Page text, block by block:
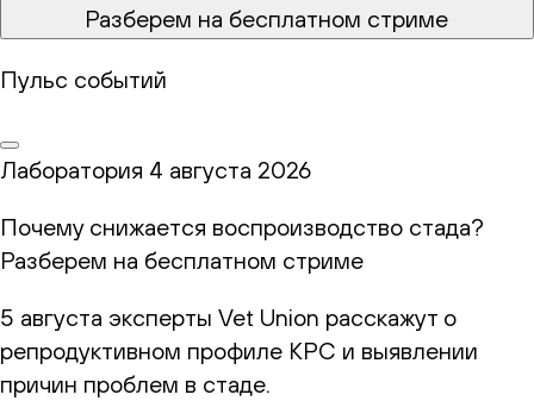
Разберем на бесплатном стриме
Пульс событий
Лаборатория 4 августа 2026
Почему снижается воспроизводство стада?
Разберем на бесплатном стриме
5 августа эксперты Vet Union расскажут о
репродуктивном профиле КРС и выявлении
причин проблем в стаде.